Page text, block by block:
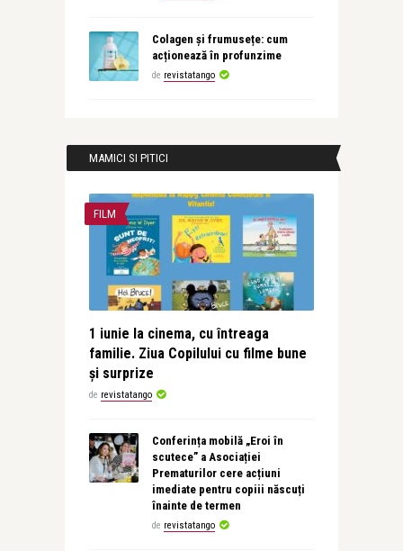
Colagen și frumusețe: cum
acționează în profunzime
de revistatango
MAMICI SI PITICI
FILM
1 iunie la cinema, cu întreaga
familie. Ziua Copilului cu filme bune
și surprize
de revistatango
Conferința mobilă „Eroi în
scutece” a Asociației
Prematurilor cere acțiuni
imediate pentru copiii născuți
înainte de termen
de revistatango